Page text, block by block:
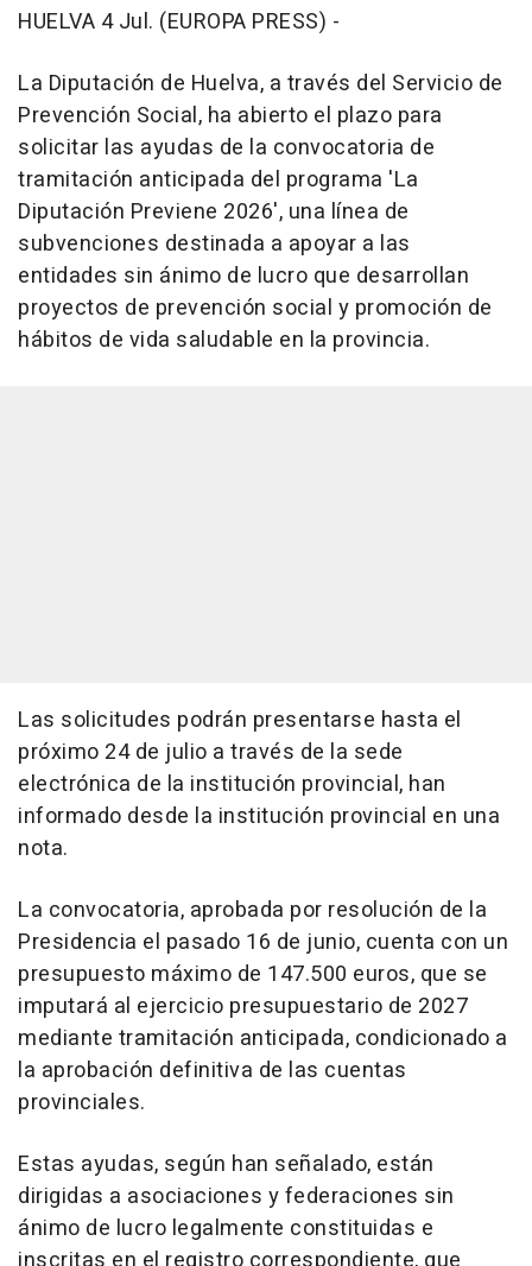
HUELVA 4 Jul. (EUROPA PRESS) -
La Diputación de Huelva, a través del Servicio de
Prevención Social, ha abierto el plazo para
solicitar las ayudas de la convocatoria de
tramitación anticipada del programa 'La
Diputación Previene 2026', una línea de
subvenciones destinada a apoyar a las
entidades sin ánimo de lucro que desarrollan
proyectos de prevención social y promoción de
hábitos de vida saludable en la provincia.
Las solicitudes podrán presentarse hasta el
próximo 24 de julio a través de la sede
electrónica de la institución provincial, han
informado desde la institución provincial en una
nota.
La convocatoria, aprobada por resolución de la
Presidencia el pasado 16 de junio, cuenta con un
presupuesto máximo de 147.500 euros, que se
imputará al ejercicio presupuestario de 2027
mediante tramitación anticipada, condicionado a
la aprobación definitiva de las cuentas
provinciales.
Estas ayudas, según han señalado, están
dirigidas a asociaciones y federaciones sin
ánimo de lucro legalmente constituidas e